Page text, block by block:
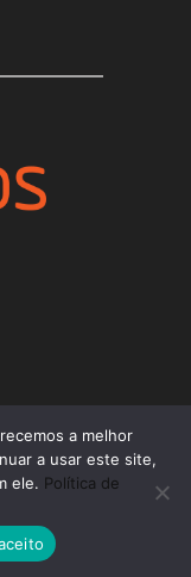
a melhor
a usar este site,
ele. Política de